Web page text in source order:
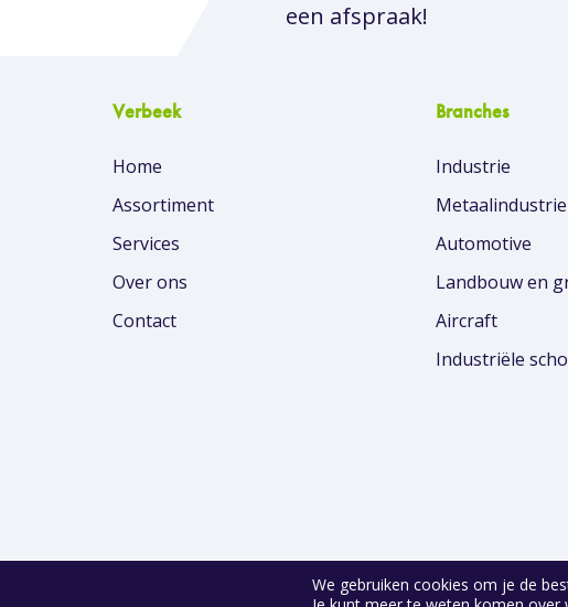
een afspraak!
Verbeek
Home
Assortiment
Services
Over ons
Contact
Branches
Industrie
Metaalindustrie
Automotive
Landbouw en
Aircraft
Industriële
© 2026 Verbeek Fluid Solutions
We gebruiken cookies om je de